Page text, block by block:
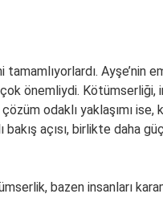
tamamlıyorlardı. Ayşe’nin
önemliydi. Kötümserliği,
odaklı yaklaşımı ise,
açısı, birlikte daha
bazen insanları